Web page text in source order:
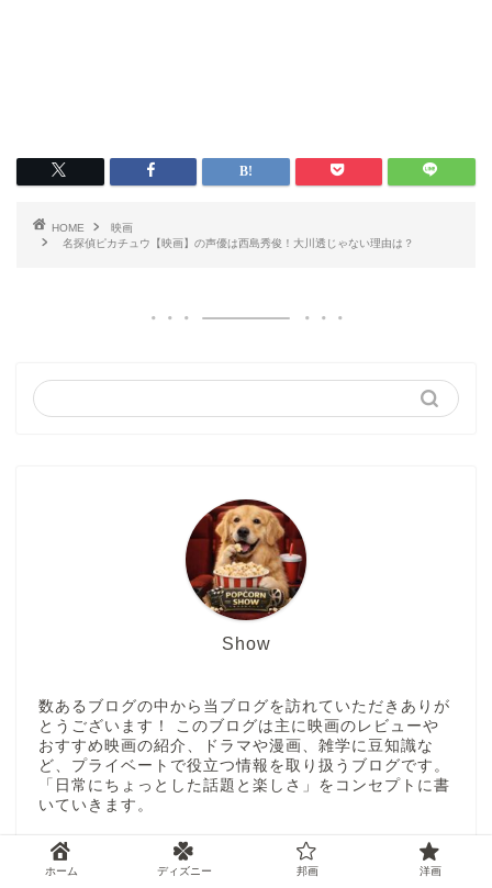
HOME
映画
名探偵ピカチュウ【映画】の声優は西島秀俊！大川透じゃない理由は？
Show
数あるブログの中から当ブログを訪れていただきありが
とうございます！ このブログは主に映画のレビューや
おすすめ映画の紹介、ドラマや漫画、雑学に豆知識な
ど、プライベートで役立つ情報を取り扱うブログです。
「日常にちょっとした話題と楽しさ」をコンセプトに書
いていきます。
＼ Follow me ／
ホーム ディズニー 邦画 洋画